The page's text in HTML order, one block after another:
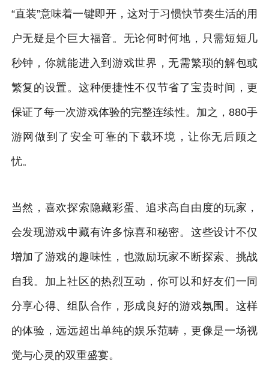
“直装”意味着一键即开，这对于习惯快节奏生活的用
户无疑是个巨大福音。无论何时何地，只需短短几
秒钟，你就能进入到游戏世界，无需繁琐的解包或
繁复的设置。这种便捷性不仅节省了宝贵时间，更
保证了每一次游戏体验的完整连续性。加之，880手
游网做到了安全可靠的下载环境，让你无后顾之
忧。
当然，喜欢探索隐藏彩蛋、追求高自由度的玩家，
会发现游戏中藏有许多惊喜和秘密。这些设计不仅
增加了游戏的趣味性，也激励玩家不断探索、挑战
自我。加上社区的热烈互动，你可以和好友们一同
分享心得、组队合作，形成良好的游戏氛围。这样
的体验，远远超出单纯的娱乐范畴，更像是一场视
觉与心灵的双重盛宴。